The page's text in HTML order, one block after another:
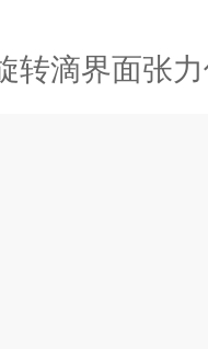
滴界面张力仪的